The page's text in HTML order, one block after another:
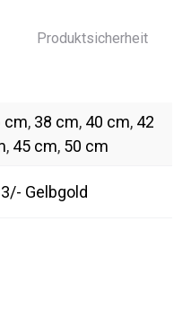
Produktsicherheit
cm, 38 cm, 40 cm, 42
, 45 cm, 50 cm
Gelbgold